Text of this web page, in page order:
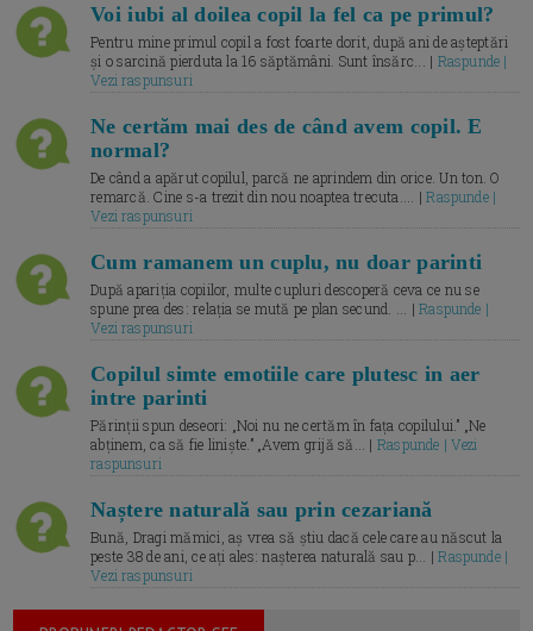
Voi iubi al doilea copil la fel ca pe primul?
Pentru mine primul copil a fost foarte dorit, după ani de așteptări
și o sarcină pierduta la 16 săptămâni. Sunt însărc... | Raspunde |
Vezi raspunsuri
Ne certăm mai des de când avem copil. E
normal?
De când a apărut copilul, parcă ne aprindem din orice. Un ton. O
remarcă. Cine s-a trezit din nou noaptea trecuta.... |Raspunde |
Vezi raspunsuri
Cum ramanem un cuplu, nu doar parinti
După apariția copiilor, multe cupluri descoperă ceva ce nu se
spune prea des: relația se mută pe plan secund. ... |Raspunde |
Vezi raspunsuri
Copilul simte emotiile care plutesc in aer
intre parinti
Părinții spun deseori: „Noi nu ne certăm în fața copilului.” „Ne
abținem, ca să fie liniște.” „Avem grijă să... | Raspunde | Vezi
raspunsuri
Naștere naturală sau prin cezariană
Bună, Dragi mămici, aș vrea să știu dacă cele care au născut la
peste 38 de ani, ce ați ales: nașterea naturală sau p... |Raspunde |
Vezi raspunsuri